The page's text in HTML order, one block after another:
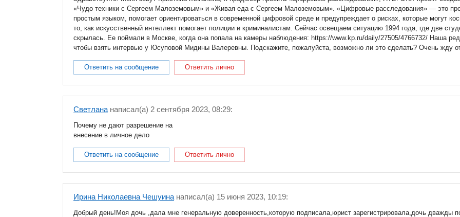
«Чудо техники с Сергеем Малоземовым» и «Живая еда с Сергеем Малоземовым». «Цифровые расследования» — это
простым языком, помогает ориентироваться в современной цифровой среде и предупреждает о рисках, которые могут
то, как искусственный интеллект помогает полиции и криминалистам. Сейчас освещаем ситуацию 1994 года, где две
скрылась. Ее поймали в Москве, когда она попала на камеры наблюдения: https://www.kp.ru/daily/27505/4766732/ Наша
чтобы взять интервью у Юсуповой Мидины Валеревны. Подскажите, пожалуйста, возможно ли это сделать? Очень жду
Ответить на сообщение Ответить лично
Светлана написал(a) 2 сентября 2023, 08:29:
Почему не дают разрешение на
внесение в личное дело
Ответить на сообщение Ответить лично
Ирина Николаевна Чешуина написал(a) 15 июня 2023, 10:19:
Добрый день!Моя дочь ,дала мне генеральную доверенность,которую подписала,юрист зарегистрировала,дочь дважды